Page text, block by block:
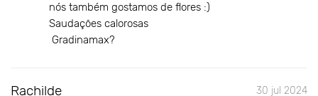
nós também gostamos de flores :)
Saudações calorosas
Gradinamax?
Rachilde 30 jul 2024